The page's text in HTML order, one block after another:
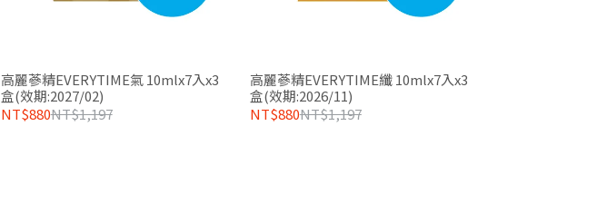
高麗蔘精EVERYTIME氣 10mlx7入x3
盒(效期:2027/02)
NT$880NT$1,197
高麗蔘精EVERYTIME纖 10mlx7入x3
盒(效期:2026/11)
NT$880NT$1,197